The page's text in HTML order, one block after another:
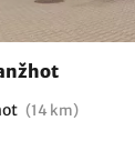
(14 km)